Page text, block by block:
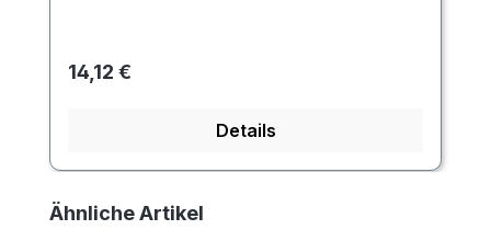
Regulärer Preis:
14,12 €
Details
Produktgalerie überspringen
Ähnliche Artikel